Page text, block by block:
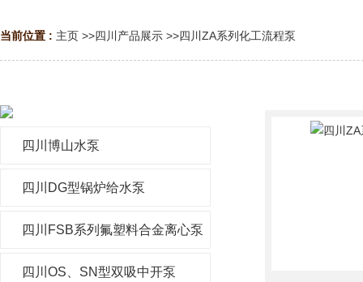
当前位置 : 主页 >>四川产品展示 >>四川ZA系列化工流程泵
四川博山水泵
四川DG型锅炉给水泵
四川FSB系列氟塑料合金离心泵
四川OS、SN型双吸中开泵